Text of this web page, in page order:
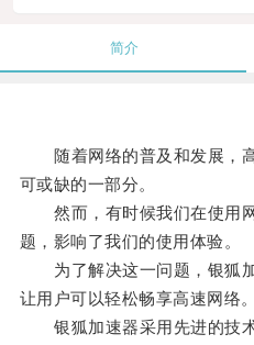
简介
随着网络的普及和发展，高
可或缺的一部分。
然而，有时候我们在使用网
题，影响了我们的使用体验。
为了解决这一问题，银狐加
让用户可以轻松畅享高速网络。
银狐加速器采用先进的技术